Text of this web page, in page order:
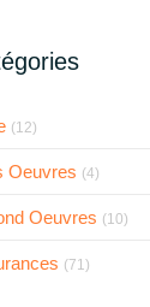
(12)
Oeuvres (4)
Oeuvres (10)
(71)